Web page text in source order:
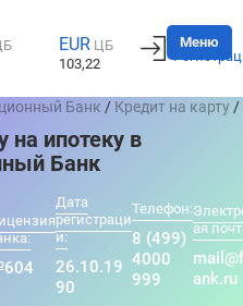
EUR ЦБ
103,22
Вход
Меню
Банк / Кредит на карту /
на ипотеку в
Банк
Дата
регистраци
и:
26.10.19
90
Телефон:
8 (499)
4000
999
ая
ank.ru